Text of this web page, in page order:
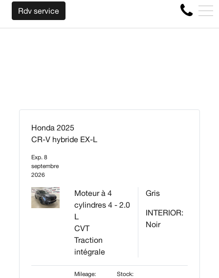
NOUS RACHETONS VOTRE AUTO PEU
4356 Boul Métropolitain E, Montréal, QC, CA H1S 1A2
EN
Rdv service
Honda 2025
CR-V hybride EX-L
Exp. 8
septembre
2026
Moteur à 4
cylindres 4 - 2.0
L
CVT
Traction
intégrale
Gris
INTERIOR:
Noir
Mileage:
Stock: